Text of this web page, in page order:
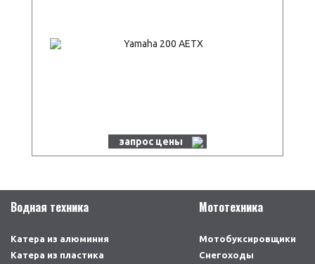
запрос цены
Водная техника
Катера из алюминия
Катера из пластика
Мототехника
Мотобуксировщики
Снегоходы